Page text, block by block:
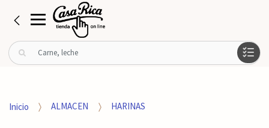
B
u
rInicio ALMACEN HARINAS